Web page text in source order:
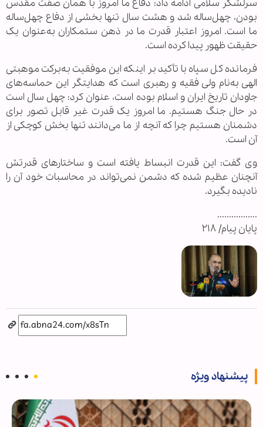
سرلشکر سلامی ادامه داد: دفاع ما امروز با همان صفت مقدس
بودن، چهل‌ساله شد و هشت سال تنها بخشی از دفاع چهل‌ساله
ما است. امروز اعتبار قدرت ما در ذهن ستمکاران به‌عنوان یک
حقیقت ظهور پیدا کرده است.
فرمانده کل سپاه با تأکید بر اینکه این موفقیت به‌برکت موهبتی
الهی به‌نام ولی فقیه و رهبری است که هدایتگر این حماسه‌های
جاودان تاریخ ایران و اسلام بوده است، عنوان کرد: چهل سال است
در حال جنگ هستیم. ما امروز یک قدرت غیر قابل تصور برای
دشمنان هستیم چرا که آنچه از ما می‌دانند تنها بخش کوچکی از
آن است.
وی گفت: این قدرت انبساط یافته است و ساختارهای قدرتش
آنچنان عظیم شده که دشمن نمی‌تواند در محاسبات خود آن را
نادیده بگیرد.
.................
پایان پیام/ ۲۱۸
پیشنهاد ویژه